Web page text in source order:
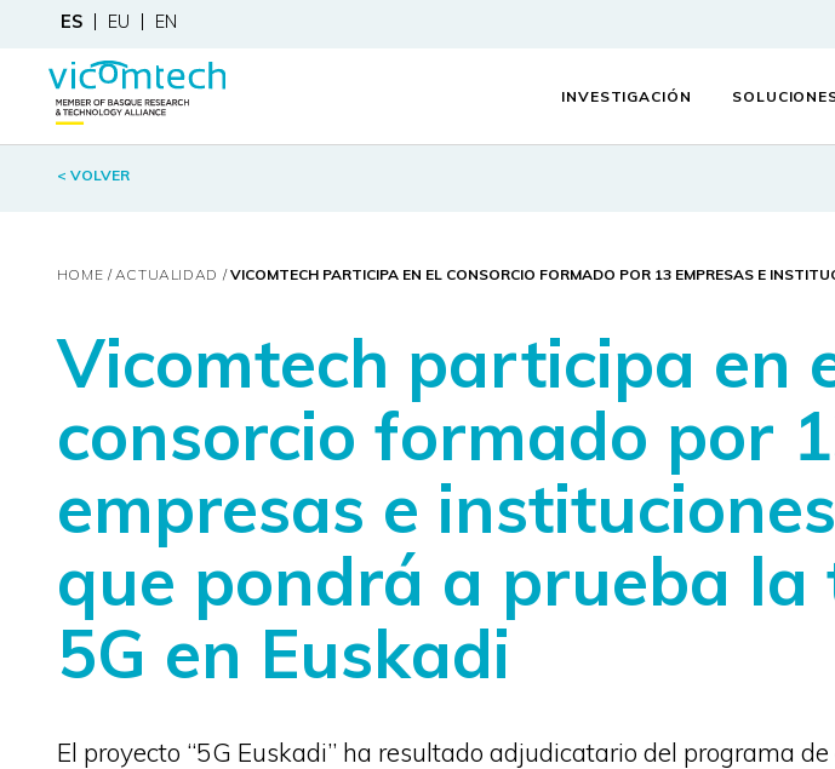
ES EU EN
INVESTIGACIÓN
< VOLVER
HOME ACTUALIDAD VICOMTECH PARTICIPA EN EL CONSORCIO FORMADO POR 13 EMPRESAS E
Vicomtech participa en
consorcio formado por
empresas e
que pondrá a prueba la
5G en Euskadi
El proyecto “5G Euskadi” ha resultado adjudicatario del programa